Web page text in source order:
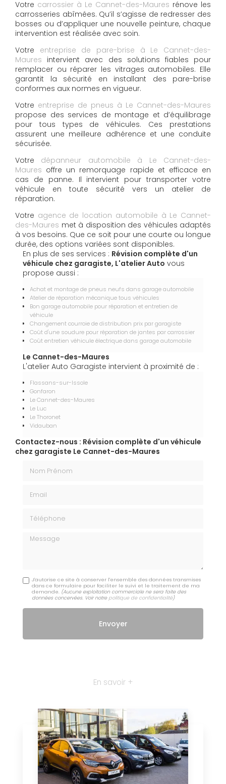
Votre carrossier à Le Cannet-des-Maures rénove les
carrosseries abîmées. Qu’il s’agisse de redresser des
bosses ou d’appliquer une nouvelle peinture, chaque
intervention est réalisée avec soin.
Votre entreprise de pare-brise à Le Cannet-des-
Maures intervient avec des solutions fiables pour
remplacer ou réparer les vitrages automobiles. Elle
garantit la sécurité en installant des pare-brise
conformes aux normes en vigueur.
Votre entreprise de pneus à Le Cannet-des-Maures
propose des services de montage et d’équilibrage
pour tous types de véhicules. Ces prestations
assurent une meilleure adhérence et une conduite
sécurisée.
Votre dépanneur automobile à Le Cannet-des-
Maures offre un remorquage rapide et efficace en
cas de panne. Il intervient pour transporter votre
véhicule en toute sécurité vers un atelier de
réparation.
Votre agence de location automobile à Le Cannet-
des-Maures met à disposition des véhicules adaptés
à vos besoins. Que ce soit pour une courte ou longue
durée, des options variées sont disponibles.
En plus de ses services : Révision complète d'un
véhicule chez garagiste, L'atelier Auto vous
propose aussi :
Achat et montage de pneus neufs dans garage automobile
Atelier de réparation mécanique tous véhicules
Bon garage automobile pour réparation et entretien de
véhicule
Changement courroie de distribution prix par garagiste
Coût d'une soudure pour réparation de jantes par carrossier
Coût entretien véhicule électrique dans garage automobile
Le Cannet-des-Maures
L'atelier Auto Garagiste intervient à proximité de :
Flassans-sur-Issole
Gonfaron
Le Cannet-des-Maures
Le Luc
Le Thoronet
Vidauban
Contactez-nous : Révision complète d'un véhicule
chez garagiste Le Cannet-des-Maures
Message
J'autorise ce site à conserver l'ensemble des données transmises
dans ce formulaire pour faciliter le suivi et le traitement de ma
demande. (Aucune exploitation commerciale ne sera faite des
données concervées. Voir notre politique de confidentialité)
En savoir +